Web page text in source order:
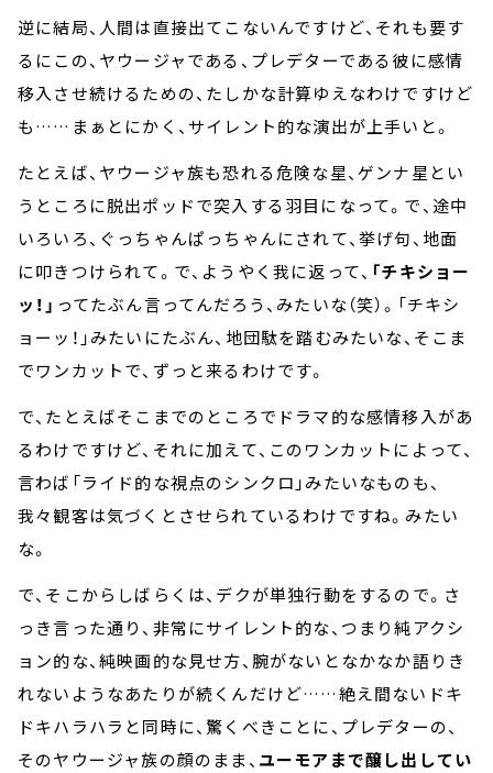
逆に結局、人間は直接出てこないんですけど、それも要す
るにこの、ヤウージャである、プレデターである彼に感情
移入させ続けるための、たしかな計算ゆえなわけですけど
も……まぁとにかく、サイレント的な演出が上手いと。
たとえば、ヤウージャ族も恐れる危険な星、ゲンナ星とい
うところに脱出ポッドで突入する羽目になって。で、途中
いろいろ、ぐっちゃんぱっちゃんにされて、挙げ句、地面
に叩きつけられて。で、ようやく我に返って、 「チキショー
ッ！」 ってたぶん言ってんだろう、みたいな（笑）。「チキシ
ョーッ！」みたいにたぶん、地団駄を踏むみたいな、そこま
でワンカットで、ずっと来るわけです。
で、たとえばそこまでのところでドラマ的な感情移入があ
るわけですけど、それに加えて、このワンカットによって、
言わば「ライド的な視点のシンクロ」みたいなものも、
我々観客は気づくとさせられているわけですね。みたい
な。
で、そこからしばらくは、デクが単独行動をするので。さ
っき言った通り、非常にサイレント的な、つまり純アクシ
ョン的な、純映画的な見せ方、腕がないとなかなか語りき
れないようなあたりが続くんだけど……絶え間ないドキ
ドキハラハラと同時に、驚くべきことに、プレデターの、
そのヤウージャ族の顔のまま、 ユーモアまで醸し出してい